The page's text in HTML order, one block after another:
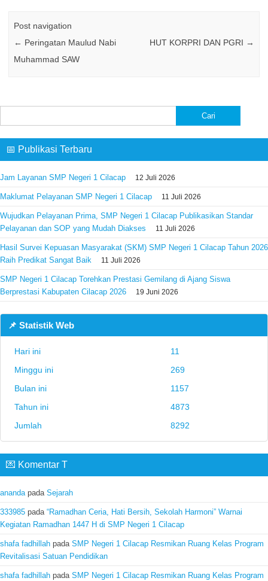
Post navigation
← Peringatan Maulud Nabi
Muhammad SAW
HUT KORPRI DAN PGRI →
untuk:
📅 Publikasi Terbaru
Jam Layanan SMP Negeri 1 Cilacap 12 Juli 2026
Maklumat Pelayanan SMP Negeri 1 Cilacap 11 Juli 2026
Wujudkan Pelayanan Prima, SMP Negeri 1 Cilacap Publikasikan Standar
Pelayanan dan SOP yang Mudah Diakses
11 Juli 2026
Hasil Survei Kepuasan Masyarakat (SKM) SMP Negeri 1 Cilacap Tahun 2026
Raih Predikat Sangat Baik
11 Juli 2026
SMP Negeri 1 Cilacap Torehkan Prestasi Gemilang di Ajang Siswa
Berprestasi Kabupaten Cilacap 2026
19 Juni 2026
📌 Statistik Web
Hari ini
11
Minggu ini
269
Bulan ini
1157
Tahun ini
4873
Jumlah
8292
💌 Komentar T
ananda pada Sejarah
333985 pada “Ramadhan Ceria, Hati Bersih, Sekolah Harmoni” Warnai
Kegiatan Ramadhan 1447 H di SMP Negeri 1 Cilacap
shafa fadhillah pada SMP Negeri 1 Cilacap Resmikan Ruang Kelas Program
Revitalisasi Satuan Pendidikan
shafa fadhillah pada SMP Negeri 1 Cilacap Resmikan Ruang Kelas Program